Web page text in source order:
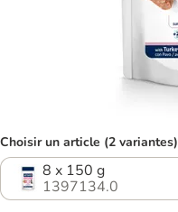
Choisir un article (2 variantes)
8 x 150 g
1397134.0